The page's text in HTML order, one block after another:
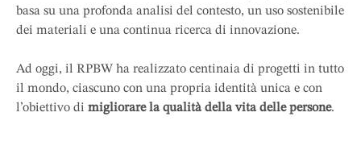
basa su una profonda analisi del contesto, un uso sostenibile
dei materiali e una continua ricerca di innovazione.
Ad oggi, il RPBW ha realizzato centinaia di progetti in tutto
il mondo, ciascuno con una propria identità unica e con
l’obiettivo di migliorare la qualità della vita delle persone.